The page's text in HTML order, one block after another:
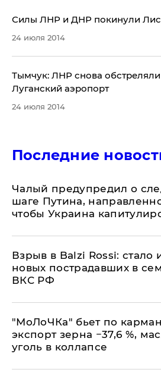
Силы ЛНР и ДНР покинули
24 июля 2014
Тымчук: ​ЛНР снова обстреляли
Луганский аэропорт
24 июля 2014
Последние
Чалый предупредил о
шаге Путина,
чтобы Украина
Взрыв в Balzi Rossi: стало
новых пострадавших в
ВКС РФ
​"МоЛоЧКа" бьет по
экспорт зерна −37,6 %,
уголь в коллапсе